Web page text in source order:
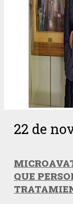
22 de
QUE